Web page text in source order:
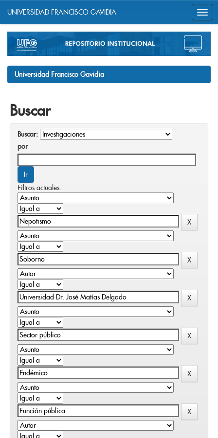
navigation
UNIVERSIDAD FRANCISCO GAVIDIA
Universidad Francisco Gavidia
Buscar
Buscar:
por
Filtros actuales: